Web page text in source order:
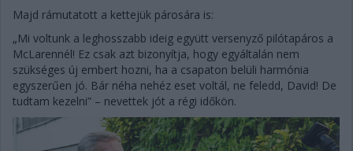
Majd rámutatott a kettejük párosára is:
„Mi voltunk a leghosszabb ideig együtt versenyző pilótapáros a
McLarennél! Ez csak azt bizonyítja, hogy egyáltalán nem
szükséges új embert hozni, ha a csapaton belüli harmónia
egyszerűen jó. Bár néha nehéz eset voltál, ne feledd, David! De
tudtam kezelni” – nevettek jót a régi időkön.